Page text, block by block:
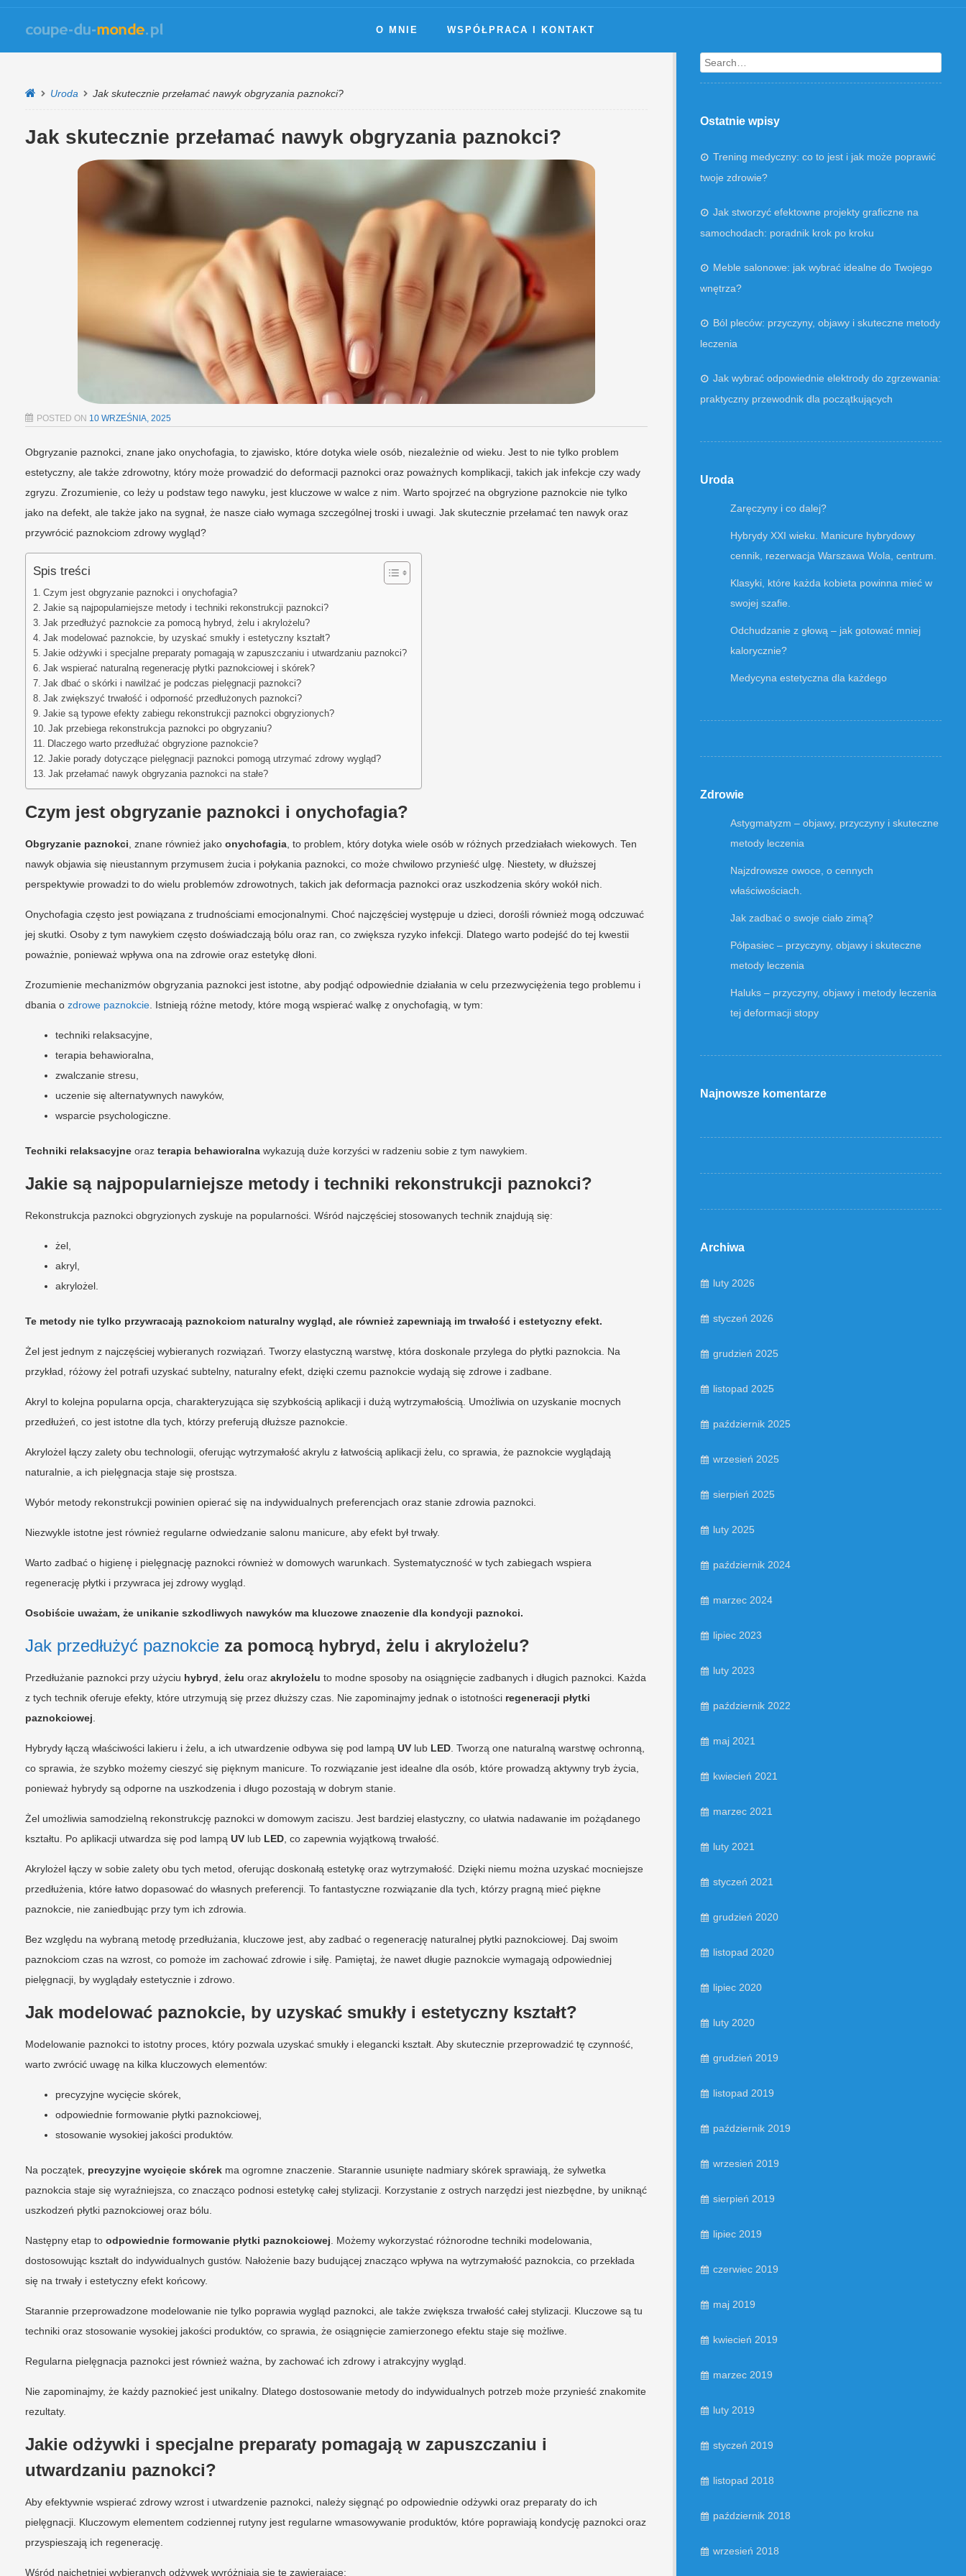
O MNIE WSPÓŁPRACA I KONTAKT
Uroda Jak skutecznie przełamać nawyk obgryzania paznokci?
Jak skutecznie przełamać nawyk obgryzania paznokci?
POSTED ON 10 WRZEŚNIA, 2025
Obgryzanie paznokci, znane jako onychofagia, to zjawisko, które dotyka wiele osób, niezależnie od wieku. Jest to nie tylko problem
estetyczny, ale także zdrowotny, który może prowadzić do deformacji paznokci oraz poważnych komplikacji, takich jak infekcje czy wady
zgryzu. Zrozumienie, co leży u podstaw tego nawyku, jest kluczowe w walce z nim. Warto spojrzeć na obgryzione paznokcie nie tylko
jako na defekt, ale także jako na sygnał, że nasze ciało wymaga szczególnej troski i uwagi. Jak skutecznie przełamać ten nawyk oraz
przywrócić paznokciom zdrowy wygląd?
Spis treści
Czym jest obgryzanie paznokci i onychofagia?
Jakie są najpopularniejsze metody i techniki rekonstrukcji paznokci?
Jak przedłużyć paznokcie za pomocą hybryd, żelu i akrylożelu?
Jak modelować paznokcie, by uzyskać smukły i estetyczny kształt?
Jakie odżywki i specjalne preparaty pomagają w zapuszczaniu i utwardzaniu paznokci?
Jak wspierać naturalną regenerację płytki paznokciowej i skórek?
Jak dbać o skórki i nawilżać je podczas pielęgnacji paznokci?
Jak zwiększyć trwałość i odporność przedłużonych paznokci?
Jakie są typowe efekty zabiegu rekonstrukcji paznokci obgryzionych?
Jak przebiega rekonstrukcja paznokci po obgryzaniu?
Dlaczego warto przedłużać obgryzione paznokcie?
Jakie porady dotyczące pielęgnacji paznokci pomogą utrzymać zdrowy wygląd?
Jak przełamać nawyk obgryzania paznokci na stałe?
Czym jest obgryzanie paznokci i onychofagia?
Obgryzanie paznokci , znane również jako onychofagia , to problem, który dotyka wiele osób w różnych przedziałach wiekowych. Ten
nawyk objawia się nieustannym przymusem żucia i połykania paznokci, co może chwilowo przynieść ulgę. Niestety, w dłuższej
perspektywie prowadzi to do wielu problemów zdrowotnych, takich jak deformacja paznokci oraz uszkodzenia skóry wokół nich.
Onychofagia często jest powiązana z trudnościami emocjonalnymi. Choć najczęściej występuje u dzieci, dorośli również mogą odczuwać
jej skutki. Osoby z tym nawykiem często doświadczają bólu oraz ran, co zwiększa ryzyko infekcji. Dlatego warto podejść do tej kwestii
poważnie, ponieważ wpływa ona na zdrowie oraz estetykę dłoni.
Zrozumienie mechanizmów obgryzania paznokci jest istotne, aby podjąć odpowiednie działania w celu przezwyciężenia tego problemu i
dbania o zdrowe paznokcie . Istnieją różne metody, które mogą wspierać walkę z onychofagią, w tym:
techniki relaksacyjne,
terapia behawioralna,
zwalczanie stresu,
uczenie się alternatywnych nawyków,
wsparcie psychologiczne.
Techniki relaksacyjne oraz terapia behawioralna wykazują duże korzyści w radzeniu sobie z tym nawykiem.
Jakie są najpopularniejsze metody i techniki rekonstrukcji paznokci?
Rekonstrukcja paznokci obgryzionych zyskuje na popularności. Wśród najczęściej stosowanych technik znajdują się:
żel,
akryl,
akrylożel.
Te metody nie tylko przywracają paznokciom naturalny wygląd, ale również zapewniają im trwałość i estetyczny efekt.
Żel jest jednym z najczęściej wybieranych rozwiązań. Tworzy elastyczną warstwę, która doskonale przylega do płytki paznokcia. Na
przykład, różowy żel potrafi uzyskać subtelny, naturalny efekt, dzięki czemu paznokcie wydają się zdrowe i zadbane.
Akryl to kolejna popularna opcja, charakteryzująca się szybkością aplikacji i dużą wytrzymałością. Umożliwia on uzyskanie mocnych
przedłużeń, co jest istotne dla tych, którzy preferują dłuższe paznokcie.
Akrylożel łączy zalety obu technologii, oferując wytrzymałość akrylu z łatwością aplikacji żelu, co sprawia, że paznokcie wyglądają
naturalnie, a ich pielęgnacja staje się prostsza.
Wybór metody rekonstrukcji powinien opierać się na indywidualnych preferencjach oraz stanie zdrowia paznokci.
Niezwykle istotne jest również regularne odwiedzanie salonu manicure, aby efekt był trwały.
Warto zadbać o higienę i pielęgnację paznokci również w domowych warunkach. Systematyczność w tych zabiegach wspiera
regenerację płytki i przywraca jej zdrowy wygląd.
Osobiście uważam, że unikanie szkodliwych nawyków ma kluczowe znaczenie dla kondycji paznokci.
Jak przedłużyć paznokcie za pomocą hybryd, żelu i akrylożelu?
Przedłużanie paznokci przy użyciu hybryd żelu oraz akrylożelu to modne sposoby na osiągnięcie zadbanych i długich paznokci. Każda
z tych technik oferuje efekty, które utrzymują się przez dłuższy czas. Nie zapominajmy jednak o istotności regeneracji płytki
paznokciowej
Hybrydy łączą właściwości lakieru i żelu, a ich utwardzenie odbywa się pod lampą UV lub LED . Tworzą one naturalną warstwę ochronną,
co sprawia, że szybko możemy cieszyć się pięknym manicure. To rozwiązanie jest idealne dla osób, które prowadzą aktywny tryb życia,
ponieważ hybrydy są odporne na uszkodzenia i długo pozostają w dobrym stanie.
Żel umożliwia samodzielną rekonstrukcję paznokci w domowym zaciszu. Jest bardziej elastyczny, co ułatwia nadawanie im pożądanego
kształtu. Po aplikacji utwardza się pod lampą UV lub LED , co zapewnia wyjątkową trwałość.
Akrylożel łączy w sobie zalety obu tych metod, oferując doskonałą estetykę oraz wytrzymałość. Dzięki niemu można uzyskać mocniejsze
przedłużenia, które łatwo dopasować do własnych preferencji. To fantastyczne rozwiązanie dla tych, którzy pragną mieć piękne
paznokcie, nie zaniedbując przy tym ich zdrowia.
Bez względu na wybraną metodę przedłużania, kluczowe jest, aby zadbać o regenerację naturalnej płytki paznokciowej. Daj swoim
paznokciom czas na wzrost, co pomoże im zachować zdrowie i siłę. Pamiętaj, że nawet długie paznokcie wymagają odpowiedniej
pielęgnacji, by wyglądały estetycznie i zdrowo.
Jak modelować paznokcie, by uzyskać smukły i estetyczny kształt?
Modelowanie paznokci to istotny proces, który pozwala uzyskać smukły i elegancki kształt. Aby skutecznie przeprowadzić tę czynność,
warto zwrócić uwagę na kilka kluczowych elementów:
precyzyjne wycięcie skórek,
odpowiednie formowanie płytki paznokciowej,
stosowanie wysokiej jakości produktów.
Na początek, precyzyjne wycięcie skórek ma ogromne znaczenie. Starannie usunięte nadmiary skórek sprawiają, że sylwetka
paznokcia staje się wyraźniejsza, co znacząco podnosi estetykę całej stylizacji. Korzystanie z ostrych narzędzi jest niezbędne, by uniknąć
uszkodzeń płytki paznokciowej oraz bólu.
Następny etap to odpowiednie formowanie płytki paznokciowej . Możemy wykorzystać różnorodne techniki modelowania,
dostosowując kształt do indywidualnych gustów. Nałożenie bazy budującej znacząco wpływa na wytrzymałość paznokcia, co przekłada
się na trwały i estetyczny efekt końcowy.
Starannie przeprowadzone modelowanie nie tylko poprawia wygląd paznokci, ale także zwiększa trwałość całej stylizacji. Kluczowe są tu
techniki oraz stosowanie wysokiej jakości produktów, co sprawia, że osiągnięcie zamierzonego efektu staje się możliwe.
Regularna pielęgnacja paznokci jest również ważna, by zachować ich zdrowy i atrakcyjny wygląd.
Nie zapominajmy, że każdy paznokieć jest unikalny. Dlatego dostosowanie metody do indywidualnych potrzeb może przynieść znakomite
rezultaty.
Jakie odżywki i specjalne preparaty pomagają w zapuszczaniu i
utwardzaniu paznokci?
Aby efektywnie wspierać zdrowy wzrost i utwardzenie paznokci, należy sięgnąć po odpowiednie odżywki oraz preparaty do ich
pielęgnacji. Kluczowym elementem codziennej rutyny jest regularne wmasowywanie produktów, które poprawiają kondycję paznokci oraz
przyspieszają ich regenerację.
Wśród najchętniej wybieranych odżywek wyróżniają się te zawierające:
Search
Ostatnie wpisy
Trening medyczny: co to jest i jak może poprawić
twoje zdrowie?
Jak stworzyć efektowne projekty graficzne na
samochodach: poradnik krok po kroku
Meble salonowe: jak wybrać idealne do Twojego
wnętrza?
Ból pleców: przyczyny, objawy i skuteczne metody
leczenia
Jak wybrać odpowiednie elektrody do zgrzewania:
praktyczny przewodnik dla początkujących
Uroda
Zaręczyny i co dalej?
Hybrydy XXI wieku. Manicure hybrydowy
cennik, rezerwacja Warszawa Wola, centrum.
Klasyki, które każda kobieta powinna mieć w
swojej szafie.
Odchudzanie z głową – jak gotować mniej
kalorycznie?
Medycyna estetyczna dla każdego
Zdrowie
Astygmatyzm – objawy, przyczyny i skuteczne
metody leczenia
Najzdrowsze owoce, o cennych
właściwościach.
Jak zadbać o swoje ciało zimą?
Półpasiec – przyczyny, objawy i skuteczne
metody leczenia
Haluks – przyczyny, objawy i metody leczenia
tej deformacji stopy
Najnowsze komentarze
Archiwa
luty 2026
styczeń 2026
grudzień 2025
listopad 2025
październik 2025
wrzesień 2025
sierpień 2025
luty 2025
październik 2024
marzec 2024
lipiec 2023
luty 2023
październik 2022
maj 2021
kwiecień 2021
marzec 2021
luty 2021
styczeń 2021
grudzień 2020
listopad 2020
lipiec 2020
luty 2020
grudzień 2019
listopad 2019
październik 2019
wrzesień 2019
sierpień 2019
lipiec 2019
czerwiec 2019
maj 2019
kwiecień 2019
marzec 2019
luty 2019
styczeń 2019
listopad 2018
październik 2018
wrzesień 2018